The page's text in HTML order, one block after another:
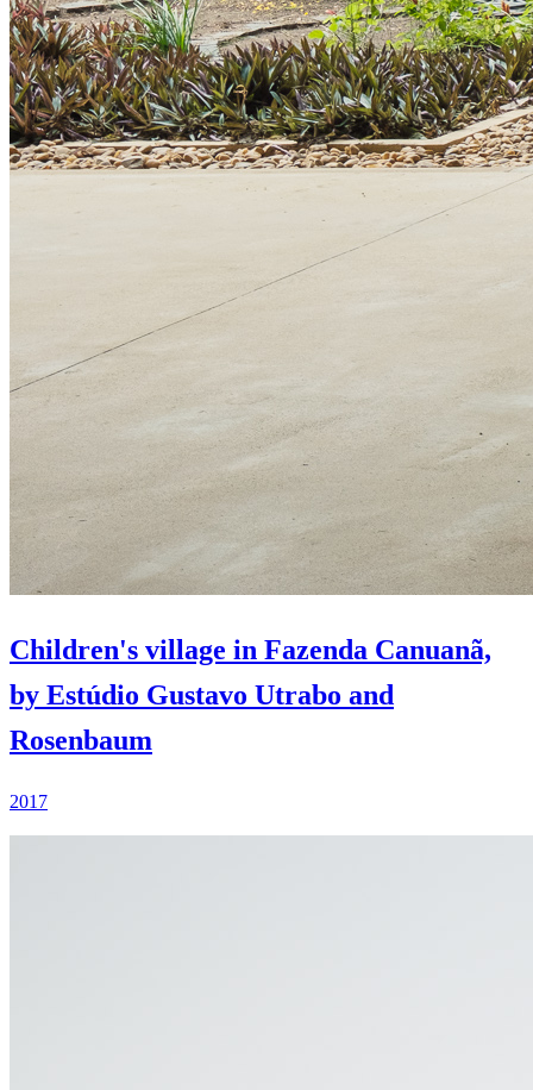
Children's village in Fazenda Canuanã,
by Estúdio Gustavo Utrabo and
Rosenbaum
2017